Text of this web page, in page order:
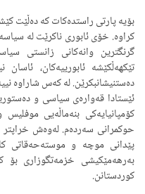
بۆیە پارتی راستدەکات کە دەڵێت
کراوە. خۆی ئابوری ناکرێت لە
گرنگترین وانەکانی زانستی
تێکهەڵکێشە ئابورییەکان،
دەستنیشانبکرێن. لە کەس شاراوە
ئێستادا قەوارەی سیاسی و
کۆمپانیایەکی بنەماڵەیی
حوکمرانی سەردەم. لەوەش خراپتر
پێدانی موچە و موستەحەقاتی
بەرهەمێکیشی خزمەتگوزاری بۆ
کوردستانن.